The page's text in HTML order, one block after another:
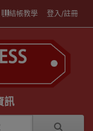
結帳教學 登入/註冊
訊